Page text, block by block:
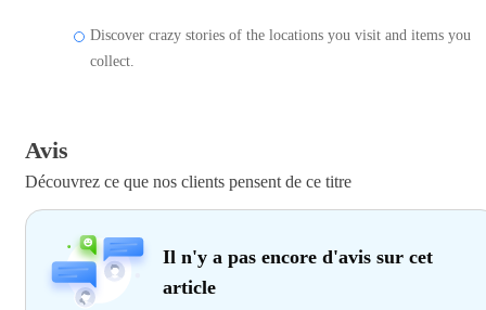
Discover crazy stories of the locations you visit and items you
collect.
Avis
Découvrez ce que nos clients pensent de ce titre
Il n'y a pas encore d'avis sur cet
article